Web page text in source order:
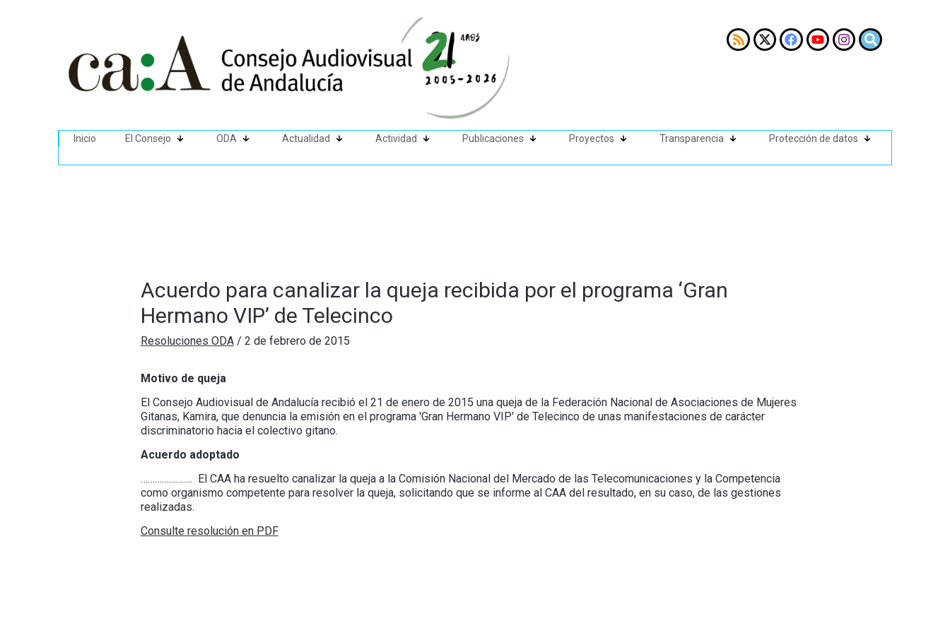
Inicio El Consejo ODA Actualidad Actividad Publicaciones Proyectos Transparencia Protección de datos
Acuerdo para canalizar la queja recibida por el programa ‘Gran
Hermano VIP’ de Telecinco
Resoluciones ODA/ 2 de febrero de 2015
Motivo de queja
El Consejo Audiovisual de Andalucía recibió el 21 de enero de 2015 una queja de la Federación Nacional de Asociaciones de Mujeres
Gitanas, Kamira, que denuncia la emisión en el programa 'Gran Hermano VIP' de Telecinco de unas manifestaciones de carácter
discriminatorio hacia el colectivo gitano.
Acuerdo adoptado
…………………. El CAA ha resuelto canalizar la queja a la Comisión Nacional del Mercado de las Telecomunicaciones y la Competencia
como organismo competente para resolver la queja, solicitando que se informe al CAA del resultado, en su caso, de las gestiones
realizadas.
Consulte resolución en PDF